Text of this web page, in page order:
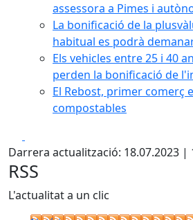
assessora a Pimes i
La bonificació de la
habitual es podrà
Els vehicles entre 25 i 40
perden la bonificació de
El Rebost, primer comerç
compostables
Darrera actualització: 18.07.2023 |
RSS
L'actualitat a un clic